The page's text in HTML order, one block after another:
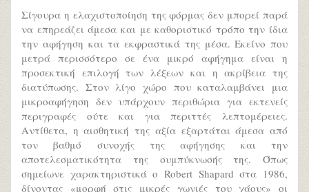
Σίγουρα η ελαχιστοποίηση της φόρμας δεν μπορεί παρά
να επηρεάζει άμεσα και με καθοριστικό τρόπο την ίδια
την αφήγηση και τα εκφραστικά της μέσα. Εκείνο που
μετρά περισσότερο σε ένα μικρό αφήγημα είναι η
προσεκτική επιλογή των λέξεων και η ακρίβεια της
διατύπωσης. Στον λίγο χώρο που καταλαμβάνει μια
μικροαφήγηση δεν υπάρχουν περιθώρια για εκτενείς
περιγραφές ούτε και για περιττές λεπτομέρειες.
Αντίθετα, η αισθητική της αξία εξαρτάται άμεσα από
τον βαθμό συνοχής της αφήγησης και την
αποτελεσματικότητα της συμπύκνωσής της. Όπως
σημείωνε χαρακτηριστικά ο Robert Shapard στα 1986,
δίνοντας «μορφή στις μικρές γωνιές του χάους» οι